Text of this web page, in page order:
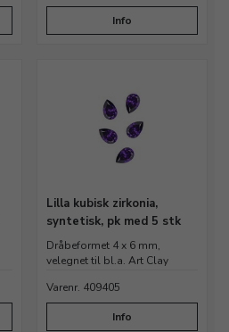
Info
Lilla kubisk zirkonia,
syntetisk, pk med 5 stk
Dråbeformet 4 x 6 mm,
velegnet til bl.a. Art Clay
Varenr. 409405
Info